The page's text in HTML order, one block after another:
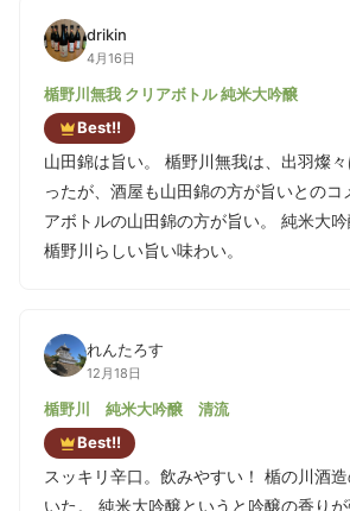
drikin
4月16日
楯野川無我 クリアボトル 純米大吟醸
Best!!
山田錦は旨い。 楯野川無我は、出羽燦
ったが、酒屋も山田錦の方が旨いとのコ
アボトルの山田錦の方が旨い。 純米大吟
楯野川らしい旨い味わい。
れんたろす
12月18日
楯野川 純米大吟醸 清流
Best!!
スッキリ辛口。飲みやすい！ 楯の川酒
いた。 純米大吟醸というと吟醸の香り